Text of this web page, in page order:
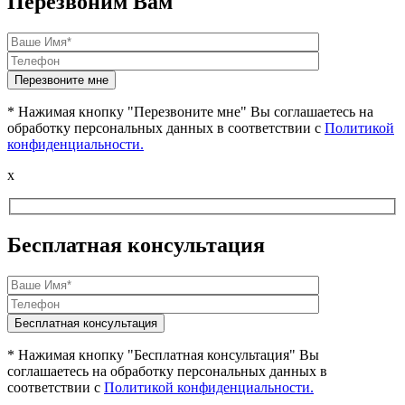
* Нажимая кнопку "Перезвоните мне" Вы соглашаетесь на
обработку персональных данных в соответствии с Политикой
конфиденциальности.
x
Бесплатная консультация
* Нажимая кнопку "Бесплатная консультация" Вы
соглашаетесь на обработку персональных данных в
соответствии с Политикой конфиденциальности.